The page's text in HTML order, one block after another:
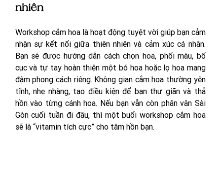
nhiên
Workshop cắm hoa là hoạt động tuyệt vời giúp bạn cảm
nhận sự kết nối giữa thiên nhiên và cảm xúc cá nhân.
Bạn sẽ được hướng dẫn cách chọn hoa, phối màu, bố
cục và tự tay hoàn thiện một bó hoa hoặc lọ hoa mang
đậm phong cách riêng. Không gian cắm hoa thường yên
tĩnh, nhẹ nhàng, tạo điều kiện để bạn thư giãn và thả
hồn vào từng cánh hoa. Nếu bạn vẫn còn phân vân Sài
Gòn cuối tuần đi đâu, thì một buổi workshop cắm hoa
sẽ là “vitamin tích cực” cho tâm hồn bạn.